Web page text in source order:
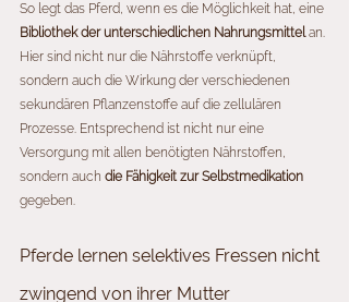
So legt das Pferd, wenn es die Möglichkeit hat, eine
Bibliothek der unterschiedlichen Nahrungsmittel an.
Hier sind nicht nur die Nährstoffe verknüpft,
sondern auch die Wirkung der verschiedenen
sekundären Pflanzenstoffe auf die zellulären
Prozesse. Entsprechend ist nicht nur eine
Versorgung mit allen benötigten Nährstoffen,
sondern auch die Fähigkeit zur Selbstmedikation
gegeben.
Pferde lernen selektives Fressen nicht
zwingend von ihrer Mutter